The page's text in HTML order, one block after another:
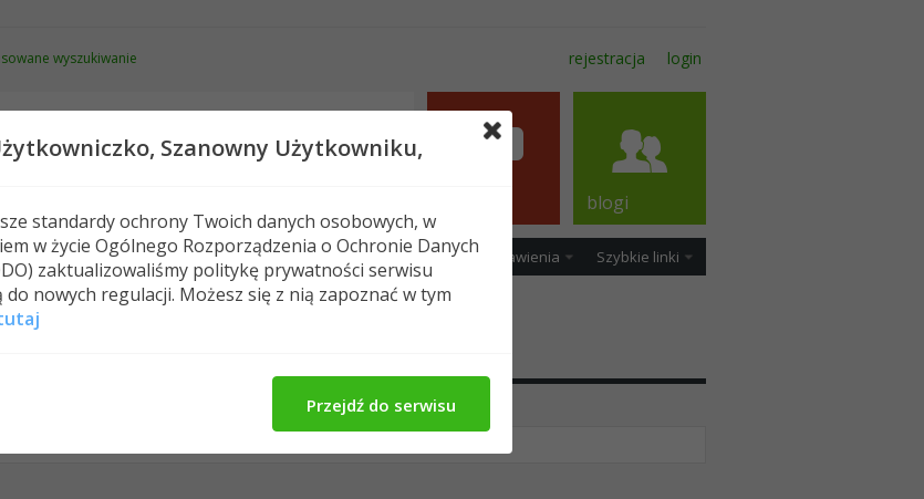
wyszukiwanie rejestracja login
Nowe posty FAQ Kalendarz Spełeczność Ustawienia Szybkie linki
blogi
Szanowny Użytkowniku,
standardy ochrony Twoich danych osobowych, w
w życie Ogólnego Rozporządzenia o Ochronie Danych
zaktualizowaliśmy politykę prywatności serwisu
nowych regulacji. Możesz się z nią zapoznać w tym
Przejdź do serwisu